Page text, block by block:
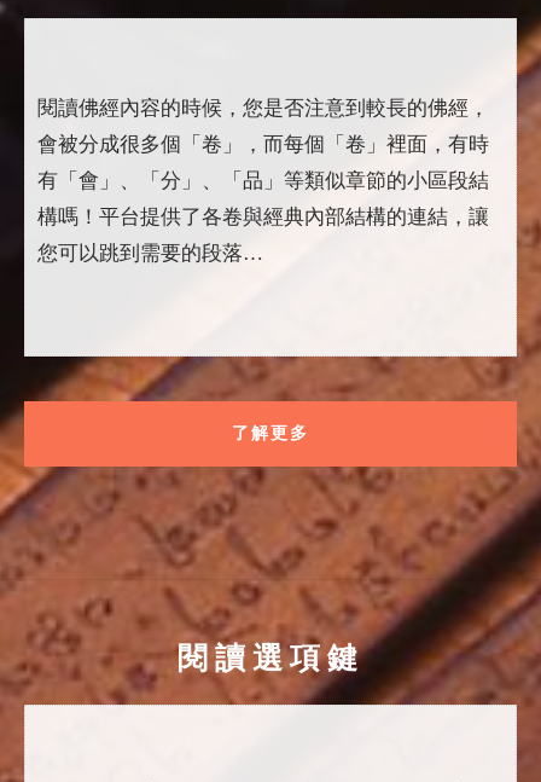
閱讀佛經內容的時候，您是否注意到較長的佛經，
會被分成很多個「卷」，而每個「卷」裡面，有時
有「會」、「分」、「品」等類似章節的小區段結
構嗎！平台提供了各卷與經典內部結構的連結，讓
您可以跳到需要的段落…
了解更多
閱讀選項鍵